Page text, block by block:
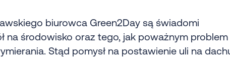
biurowca Green2Day są świadomi
na środowisko oraz tego, jak poważnym problem
Stąd pomysł na postawienie uli na